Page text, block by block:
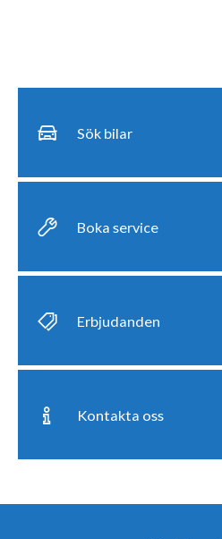
Sök bilar
Boka service
Erbjudanden
Kontakta oss